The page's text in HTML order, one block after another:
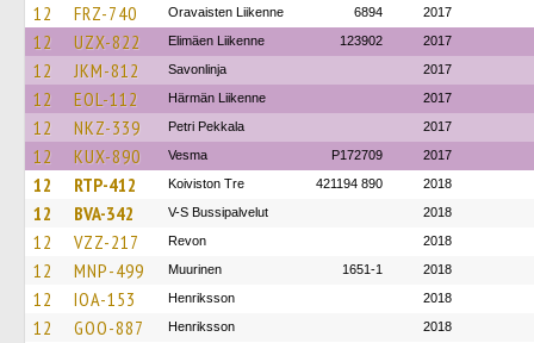
12 FRZ-740 Oravaisten Liikenne 6894 2017
12 UZX-822 Elimäen Liikenne 123902 2017
12 JKM-812 Savonlinja 2017
12 EOL-112 Härmän Liikenne 2017
12 NKZ-339 Petri Pekkala 2017
12 KUX-890 Vesma P172709 2017
12 RTP-412 Koiviston Tre 421194 890 2018
12 BVA-342 V-S Bussipalvelut 2018
12 VZZ-217 Revon 2018
12 MNP-499 Muurinen 1651-1 2018
12 IOA-153 Henriksson 2018
12 GOO-887 Henriksson 2018